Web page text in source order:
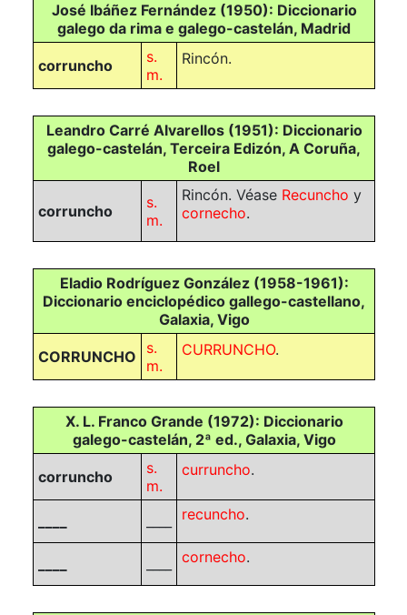
José Ibáñez Fernández (1950): Diccionario
galego da rima e galego-castelán, Madrid
corruncho
s.
m.
Rincón.
Leandro Carré Alvarellos (1951): Diccionario
galego-castelán, Terceira Edizón, A Coruña,
Roel
corruncho
s.
m.
Rincón. Véase Recuncho y
cornecho.
Eladio Rodríguez González (1958-1961):
Diccionario enciclopédico gallego-castellano,
Galaxia, Vigo
CORRUNCHO
s.
m.
CURRUNCHO.
X. L. Franco Grande (1972): Diccionario
galego-castelán, 2ª ed., Galaxia, Vigo
corruncho
s.
m.
curruncho.
recuncho.
cornecho.